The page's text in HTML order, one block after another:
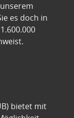
es doch in
bietet mit